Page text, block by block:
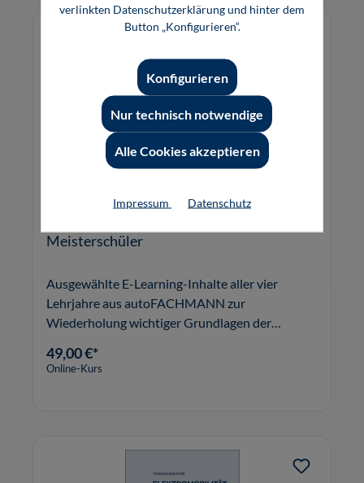
Meisterschüler
Ausgewählte E-Learning-Inhalte aller vier
Lehrjahre aus autoFACHMANN zur
Wiederholung wichtiger Grundlagen der
49,00 €*
Online-Kurs
verlinkten Datenschutzerklärung und hinter dem
Button „Konfigurieren“.
Nur technisch notwendige
Konfigurieren
Alle Cookies akzeptieren
Impressum Datenschutz